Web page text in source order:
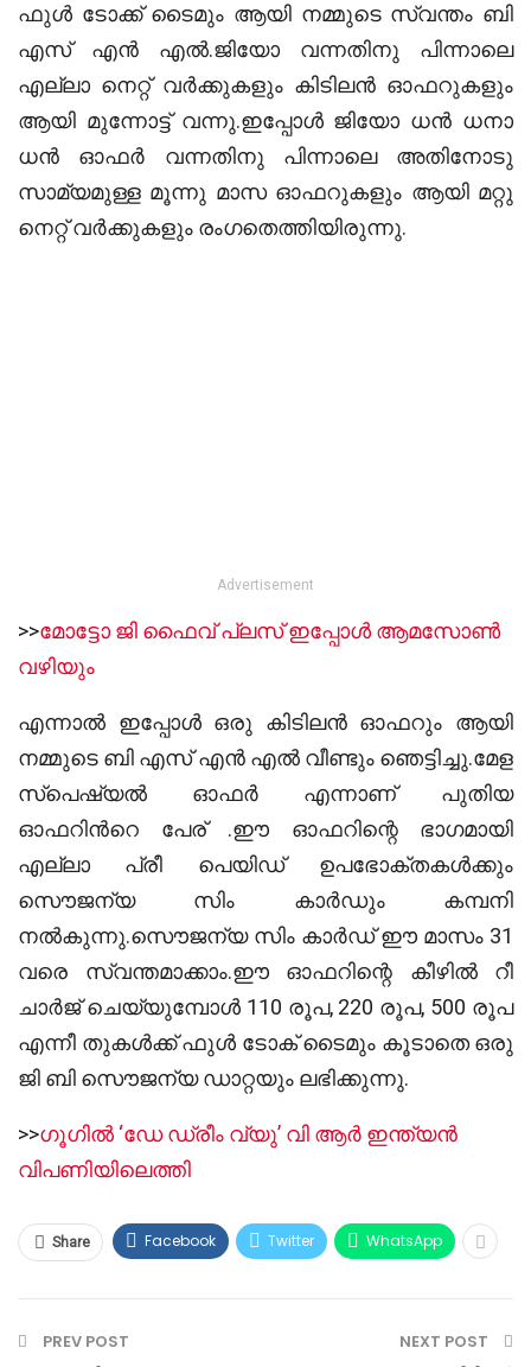
ഫുള്‍ ടോക്ക് ടൈമും ആയി നമ്മുടെ സ്വന്തം ബി
എസ് എന്‍ എല്‍.ജിയോ വന്നതിനു പിന്നാലെ
എല്ലാ നെറ്റ് വര്‍ക്കുകളും കിടിലന്‍ ഓഫറുകളും
ആയി മുന്നോട്ട് വന്നു.ഇപ്പോള്‍ ജിയോ ധന്‍ ധനാ
ധന്‍ ഓഫര്‍ വന്നതിനു പിന്നാലെ അതിനോടു
സാമ്യമുള്ള മൂന്നു മാസ ഓഫറുകളും ആയി മറ്റു
നെറ്റ് വര്‍ക്കുകളും രംഗതെത്തിയിരുന്നു.
Advertisement
>>മോട്ടോ ജി ഫൈവ് പ്ലസ്‌ ഇപ്പോള്‍ ആമസോണ്‍
വഴിയും
എന്നാല്‍ ഇപ്പോള്‍ ഒരു കിടിലന്‍ ഓഫറും ആയി
നമ്മുടെ ബി എസ് എന്‍ എല്‍ വീണ്ടും ഞെട്ടിച്ചു.മേള
സ്പെഷ്യല്‍ ഓഫര്‍ എന്നാണ് പുതിയ
ഓഫറിന്‍റെ പേര് .ഈ ഓഫറിന്റെ ഭാഗമായി
എല്ലാ പ്രീ പെയിഡ് ഉപഭോക്തകള്‍ക്കും
സൌജന്യ സിം കാര്‍ഡും കമ്പനി
നല്‍കുന്നു.സൌജന്യ സിം കാര്‍ഡ്‌ ഈ മാസം 31
വരെ സ്വന്തമാക്കാം.ഈ ഓഫറിന്റെ കീഴില്‍ റീ
ചാര്‍ജ് ചെയ്യുമ്പോള്‍ 110 രൂപ, 220 രൂപ, 500 രൂപ
എന്നീ തുകള്‍ക്ക് ഫുള്‍ ടോക് ടൈമും കൂടാതെ ഒരു
ജി ബി സൌജന്യ ഡാറ്റയും ലഭിക്കുന്നു.
>>ഗൂഗിൽ ‘ഡേ ഡ്രീം വ്യു’ വി ആർ ഇന്ത്യൻ
വിപണിയിലെത്തി
Share Facebook Twitter WhatsApp
PREV POST NEXT POST